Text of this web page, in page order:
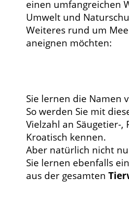
einen umfangreichen
Umwelt und
Weiteres rund um
aneignen möchten:
Sie lernen die Namen
So werden Sie mit
Vielzahl an Säugetier-,
Kroatisch kennen.
Aber natürlich nicht
Sie lernen ebenfalls
aus der gesamten